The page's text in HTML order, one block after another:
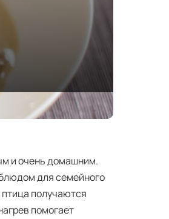
и очень домашним.
для семейного
получаются
помогает